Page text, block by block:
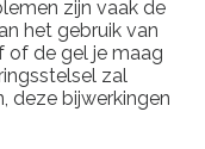
zijn vaak de
het gebruik van
of de gel je maag
zal
deze bijwerkingen